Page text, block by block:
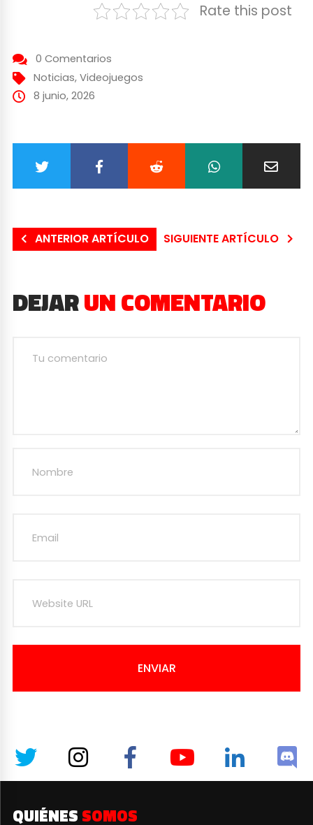
Rate this post
0 Comentarios
Noticias, Videojuegos
8 junio, 2026
ANTERIOR ARTÍCULO SIGUIENTE ARTÍCULO
DEJARUN COMENTARIO
ENVIAR
QUIÉNES SOMOS